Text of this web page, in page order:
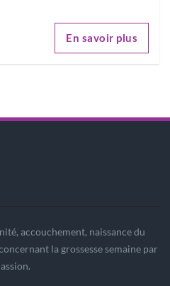
En savoir plus
accouchement, naissance du
la grossesse semaine par